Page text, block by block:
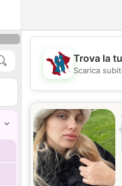
Trova la
Scarica